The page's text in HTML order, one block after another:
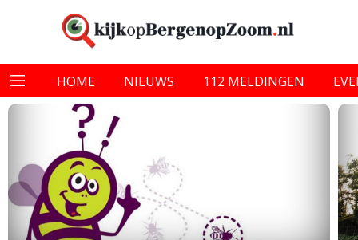
HOME NIEUWS 112 MELDINGEN